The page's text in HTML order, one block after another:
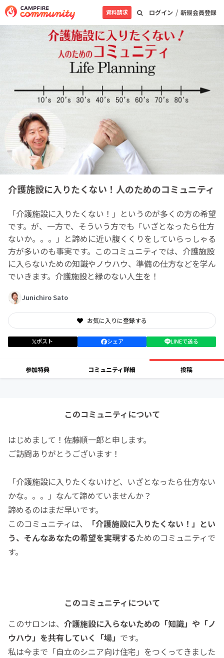
ログイン / 新規会員登録
資料請求
介護施設に入りたくない！人のためのコミュニティ
「介護施設に入りたくない！」というのが多くの方の希望
です。が、一方で、そういう方でも「いざとなったら仕方
ないか。。。」と諦めに近い腹くくりをしていらっしゃる
方が多いのも事実です。このコミュニティでは、介護施設
に入らないための知識やノウハウ、準備の仕方などを学ん
でいきます。介護施設と縁のない人生を！
Junichiro Sato
お気に入りに登録する
ポスト シェア LINEで送る
参加特典 コミュニティ詳細 投稿
このコミュニティについて
はじめまして！佐藤順一郎と申します。
ご訪問ありがとうございます！
「介護施設に入りたくないけど、いざとなったら仕方ない
かな。。。」なんて諦めていませんか？
諦めるのはまだ早いです。
このコミュニティは、
「介護施設に入りたくない！」とい
う、そんなあなたの希望を実現するためのコミュニティで
す。
このコミュニティについて
このサロンは、 介護施設に入らないための「知識」や「ノ
ウハウ」を共有していく「場」 です。
私は今まで「自立のシニア向け住宅」をつくってきました